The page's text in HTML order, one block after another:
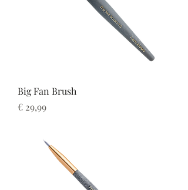
Big Fan Brush
Prijs
€ 29,99